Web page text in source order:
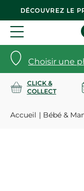
DÉCOUVREZ LE
Choisir une
CLICK &
COLLECT
Accueil Bébé &